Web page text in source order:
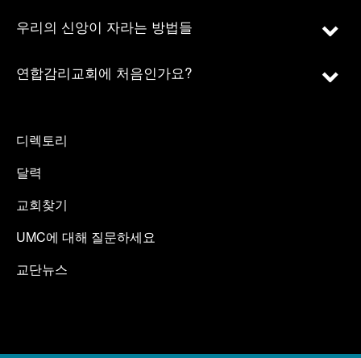
우리의 신앙이 자라는 방법들
연합감리교회에 처음인가요?
디렉토리
달력
교회찾기
UMC에 대해 질문하세요
교단뉴스